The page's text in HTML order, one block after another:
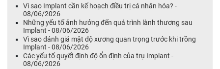
Vì sao Implant cần kế hoạch điều trị cá nhân hóa? -
08/06/2026
Những yếu tố ảnh hưởng đến quá trình lành thương sau
Implant - 08/06/2026
Vì sao đánh giá mật độ xương quan trọng trước khi trồng
Implant - 08/06/2026
Các yếu tố quyết định độ ổn định của trụ Implant -
08/06/2026